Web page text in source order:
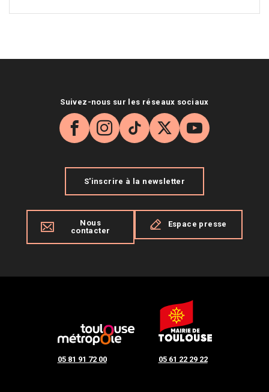
05 81 91 72 00 05 61 22 29 22
Suivez-nous sur les réseaux sociaux
Facebook
Instagram
TikTok
X YouTube
S'inscrire à la newsletter
Nous
contacter
Espace presse